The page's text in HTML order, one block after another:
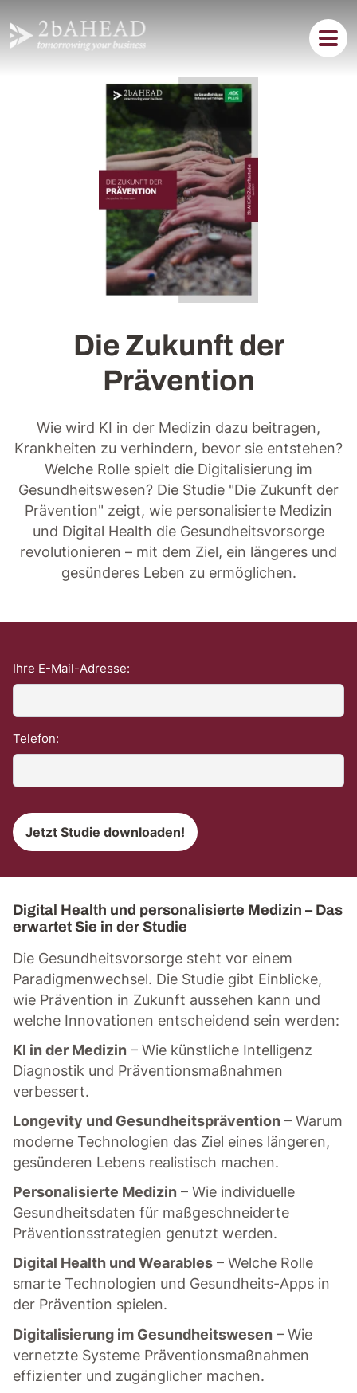
Die Zukunft der
Prävention
Wie wird KI in der Medizin dazu beitragen,
Krankheiten zu verhindern, bevor sie entstehen?
Welche Rolle spielt die Digitalisierung im
Gesundheitswesen? Die Studie "Die Zukunft der
Prävention" zeigt, wie personalisierte Medizin
und Digital Health die Gesundheitsvorsorge
revolutionieren – mit dem Ziel, ein längeres und
gesünderes Leben zu ermöglichen.
Ihre E-Mail-Adresse:
Telefon:
Digital Health und personalisierte Medizin – Das
erwartet Sie in der Studie
Die Gesundheitsvorsorge steht vor einem
Paradigmenwechsel. Die Studie gibt Einblicke,
wie Prävention in Zukunft aussehen kann und
welche Innovationen entscheidend sein werden:
KI in der Medizin – Wie künstliche Intelligenz
Diagnostik und Präventionsmaßnahmen
verbessert.
Longevity und Gesundheitsprävention – Warum
moderne Technologien das Ziel eines längeren,
gesünderen Lebens realistisch machen.
Personalisierte Medizin – Wie individuelle
Gesundheitsdaten für maßgeschneiderte
Präventionsstrategien genutzt werden.
Digital Health und Wearables – Welche Rolle
smarte Technologien und Gesundheits-Apps in
der Prävention spielen.
Digitalisierung im Gesundheitswesen – Wie
vernetzte Systeme Präventionsmaßnahmen
effizienter und zugänglicher machen.